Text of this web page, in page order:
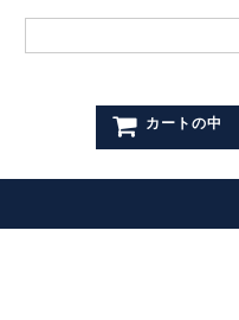
カートの中